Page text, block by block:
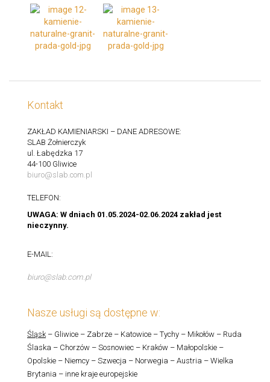
Kontakt
ZAKŁAD KAMIENIARSKI – DANE ADRESOWE:
SLAB Żołnierczyk
ul. Łabędzka 17
44-100 Gliwice
biuro@slab.com.pl
TELEFON:
UWAGA: W dniach 01.05.2024-02.06.2024 zakład jest
nieczynny.
E-MAIL:
biuro@slab.com.pl
Nasze usługi są dostępne w:
Śląsk – Gliwice – Zabrze – Katowice – Tychy – Mikołów – Ruda
Ślaska – Chorzów – Sosnowiec – Kraków – Małopolskie –
Opolskie – Niemcy – Szwecja – Norwegia – Austria – Wielka
Brytania – inne kraje europejskie